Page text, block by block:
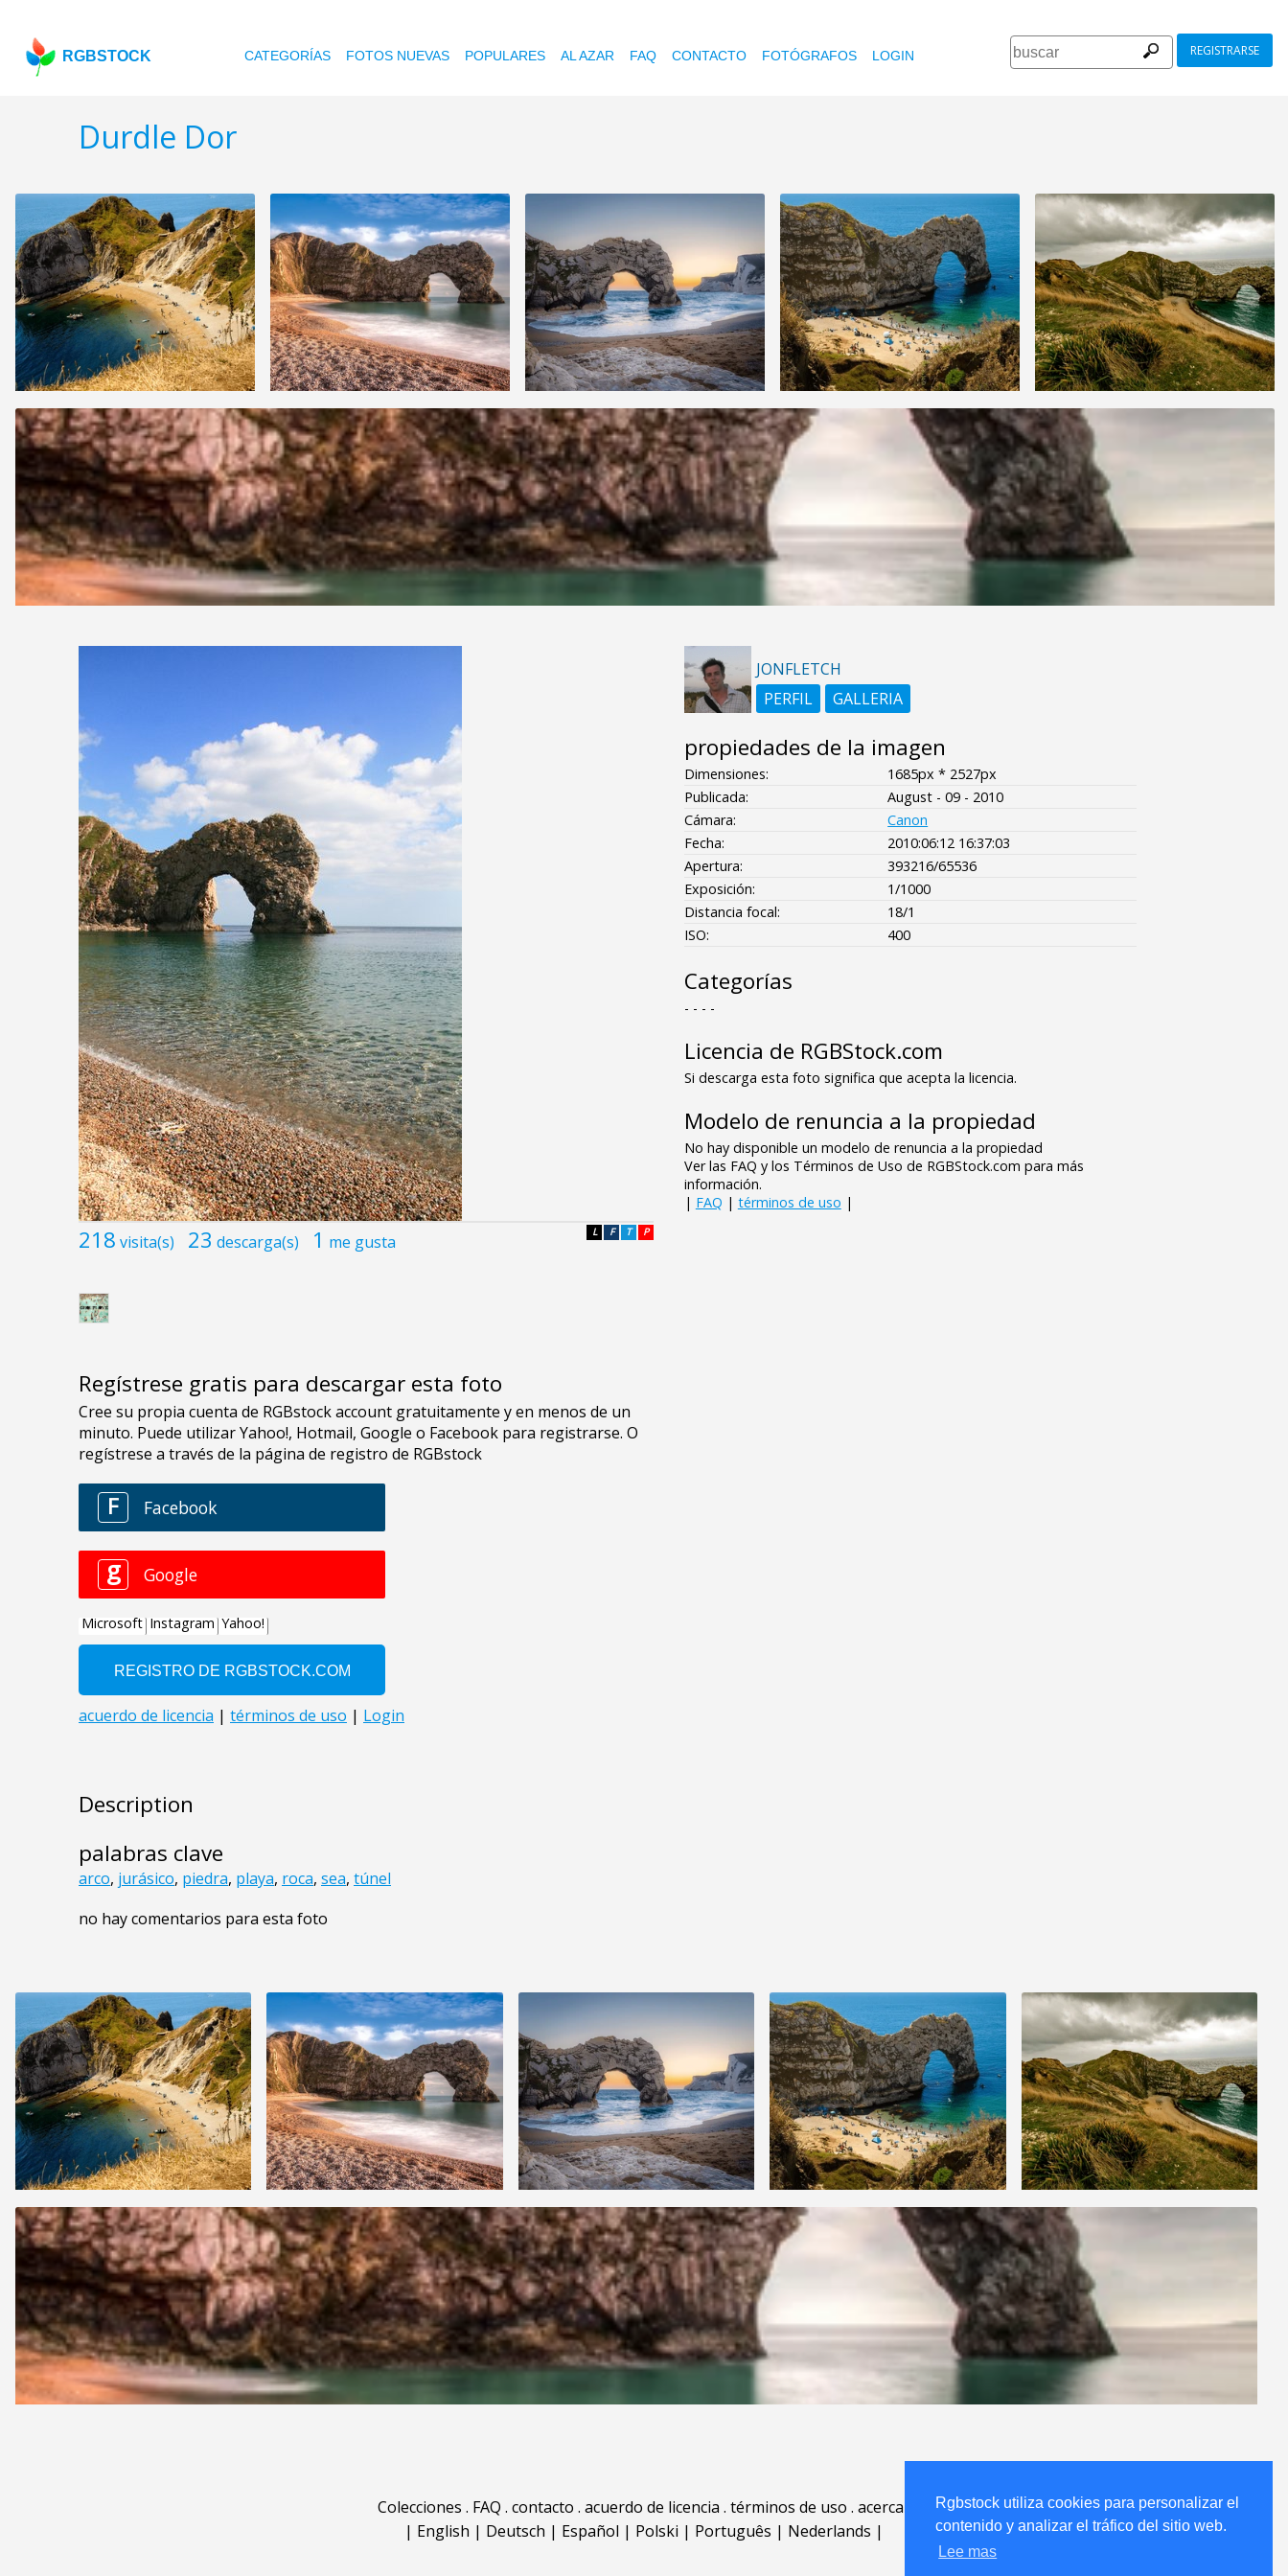
Rgbstock utiliza cookies para personalizar el
contenido y analizar el tráfico del sitio web.
Lee mas
RGBSTOCK CATEGORÍAS FOTOS NUEVAS POPULARES AL AZAR FAQ CONTACTO FOTÓGRAFOS LOGIN REGISTRARSE
Durdle Dor
218 visita(s) 23 descarga(s) 1 me gusta P
T
F
L
Regístrese gratis para descargar esta foto
Description
palabras clave
arco, jurásico, piedra, playa, roca, sea, túnel
no hay comentarios para esta foto
JONFLETCH
PERFIL
GALLERIA
propiedades de la imagen
Dimensiones:
1685px * 2527px
Publicada:
August - 09 - 2010
Cámara:
Canon
Fecha:
2010:06:12 16:37:03
Apertura:
393216/65536
Exposición:
1/1000
Distancia focal:
18/1
ISO:
400
Categorías
- - - -
Licencia de RGBStock.com
Si descarga esta foto significa que acepta la licencia.
Modelo de renuncia a la propiedad
No hay disponible un modelo de renuncia a la propiedad
Ver las FAQ y los Términos de Uso de RGBStock.com para más
información.
| FAQ | términos de uso |
Colecciones . FAQ . contacto . acuerdo de licencia . términos de uso . acerca
| English | Deutsch | Español | Polski | Português | Nederlands |